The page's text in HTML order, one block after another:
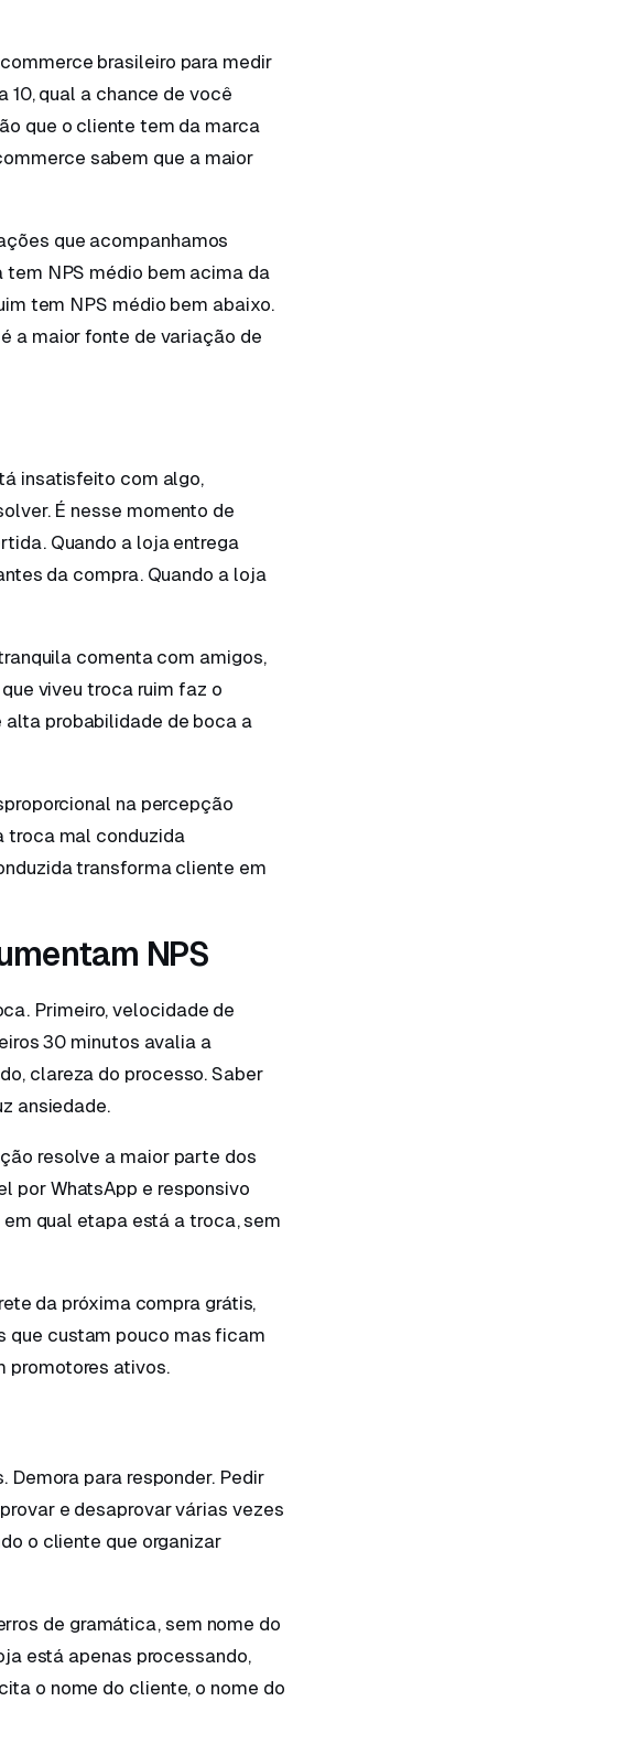
brasileiro para medir
10, qual a chance de você
que o cliente tem da marca
sabem que a maior
que acompanhamos
NPS médio bem acima da
tem NPS médio bem abaixo.
a maior fonte de variação de
insatisfeito com algo,
É nesse momento de
Quando a loja entrega
da compra. Quando a loja
comenta com amigos,
viveu troca ruim faz o
alta probabilidade de boca a
na percepção
troca mal conduzida
transforma cliente em
NPS
Primeiro, velocidade de
30 minutos avalia a
clareza do processo. Saber
ansiedade.
resolve a maior parte dos
por WhatsApp e responsivo
qual etapa está a troca, sem
da próxima compra grátis,
que custam pouco mas ficam
promotores ativos.
para responder. Pedir
e desaprovar várias vezes
o cliente que organizar
de gramática, sem nome do
está apenas processando,
o nome do cliente, o nome do